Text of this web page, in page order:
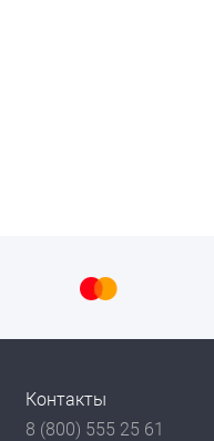
Контакты
8 (800) 555 25 61